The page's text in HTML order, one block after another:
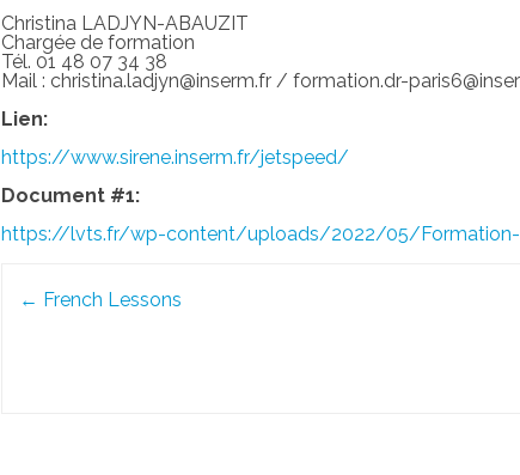
Christina LADJYN-ABAUZIT
Chargée de formation
Tél. 01 48 07 34 38
Mail : christina.ladjyn@inserm.fr / formation.dr-
Lien:
https://www.sirene.inserm.fr/jetspeed/
Document #1:
https://lvts.fr/wp-content/uploads/2022/05/Formation-
← French Lessons